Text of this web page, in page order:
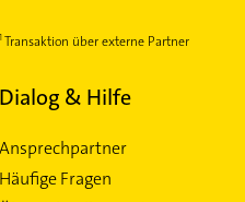
Transaktion über externe Partner
Dialog & Hilfe
Ansprechpartner
Häufige Fragen